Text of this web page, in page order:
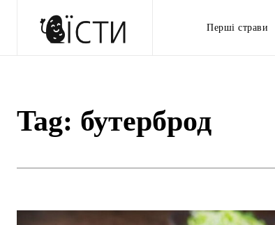
Перші страви
Tag: бутерброд